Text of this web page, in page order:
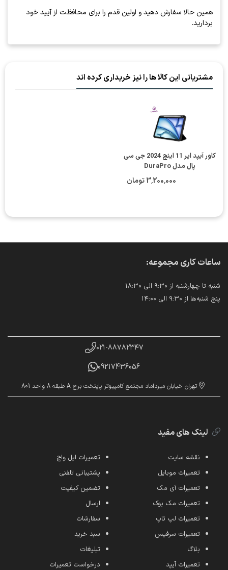
همین حالا سفارش دهید و اولین قدم را برای محافظت از آیپد خود
بردارید.
مشتریانی این کالا ها را نیز خریداری کرده اند
کاور آیپد ایر 11 اینچ 2024 جی سی
پال مدل DuraPro
3٬200٬000 تومان
ساعات کاری مجموعه:
شنبه تا چهارشنبه از ۹:۳۰ الی ۱۸:۳۰
پنج شنبه‌ها از ۹:۳۰ الی ۱۴:۰۰
۰۲۱-۸۸۷۸۲۳۴۷
09217436056
تهران خیابان میرداماد مجتمع کامپیوتر پایتخت برج A طبقه 8 واحد 801
لینک های مفید
نقشه سایت
تعمیرات موبایل
تعمیرات آی مک
تعمیرات مک بوک
تعمیرات لپ تاپ
تعمیرات سرفیس
بلاگ
تعمیرات آیپد
تعمیرات اپل واچ
پشتیبانی تلفنی
تضمین کیفیت
ارسال
سفارشات
سبد خرید
تبلیغات
درخواست تعمیرات